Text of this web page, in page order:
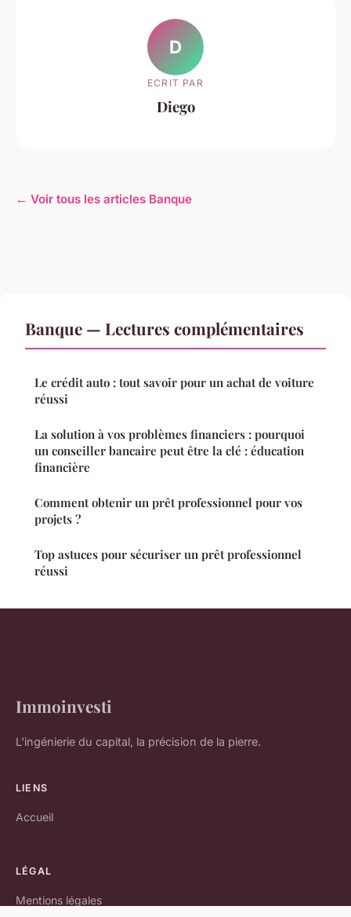
D
ECRIT PAR
Diego
← Voir tous les articles Banque
Banque — Lectures complémentaires
Le crédit auto : tout savoir pour un achat de voiture
réussi
La solution à vos problèmes financiers : pourquoi
un conseiller bancaire peut être la clé : éducation
financière
Comment obtenir un prêt professionnel pour vos
projets ?
Top astuces pour sécuriser un prêt professionnel
réussi
Immoinvesti
L'ingénierie du capital, la précision de la pierre.
LIENS
Accueil
LÉGAL
Mentions légales